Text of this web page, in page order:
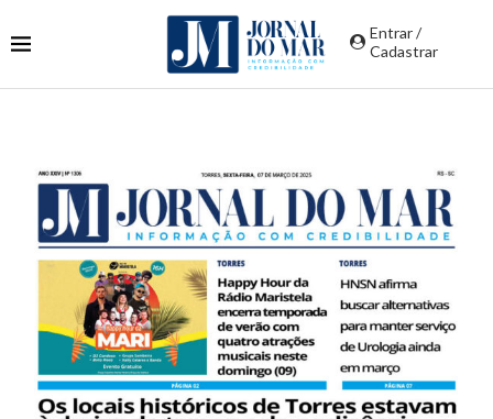
Entrar /
Cadastrar